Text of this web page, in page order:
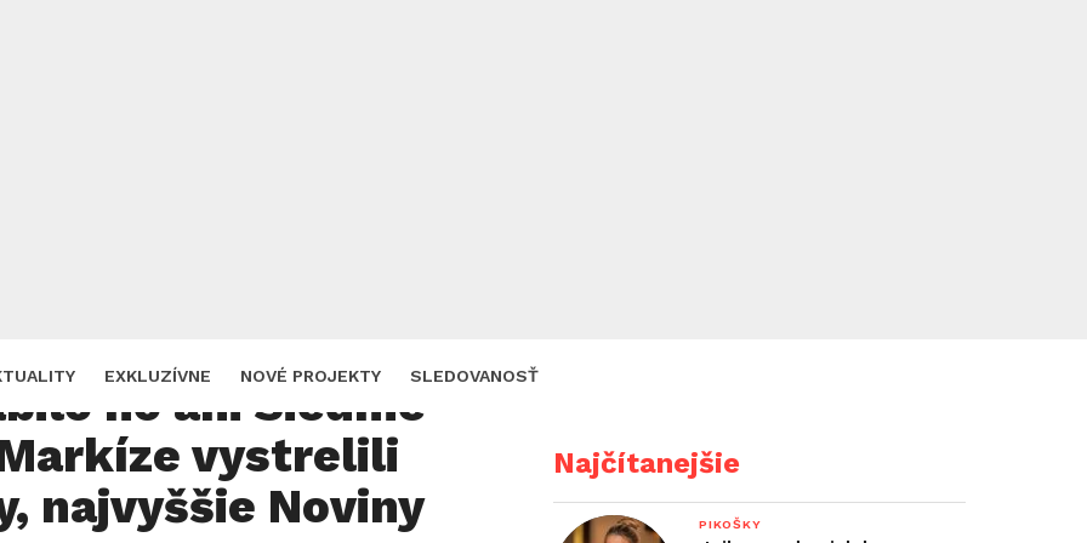
EXKLUZÍVNE NOVÉ PROJEKTY SLEDOVANOSŤ
jarným hitom,
ho ani Siedme
vystrelili
najvyššie Noviny
Najčítanejšie
PIKOŠKY